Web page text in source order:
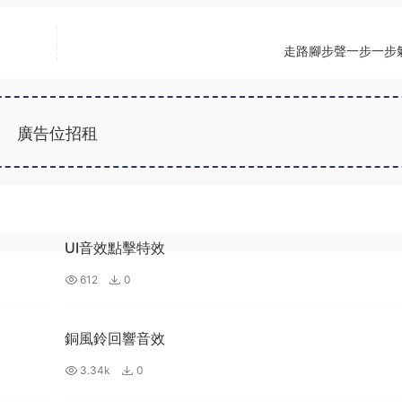
走路腳步聲一步一步
廣告位招租
UI音效點擊特效
612 0
銅風鈴回響音效
3.34k 0